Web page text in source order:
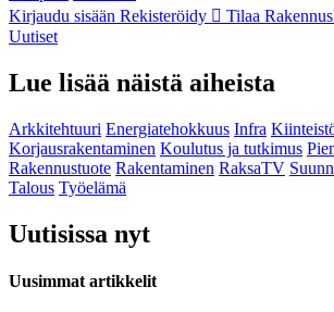
Kirjaudu sisään Rekisteröidy Tilaa
Uutiset
Lue lisää näistä aiheista
Arkkitehtuuri Energiatehokkuus Infra
Korjausrakentaminen Koulutus ja tutkimus
Rakennustuote Rakentaminen RaksaTV
Talous Työelämä
Uutisissa nyt
Uusimmat artikkelit